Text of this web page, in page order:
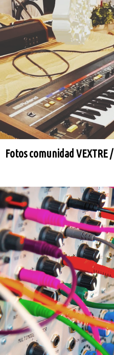
Fotos comunidad VEXTRE /